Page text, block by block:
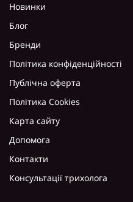
Новинки
Блог
Бренди
Політика конфіденційності
Публічна оферта
Політика Cookies
Карта сайту
Допомога
Контакти
Консультації трихолога